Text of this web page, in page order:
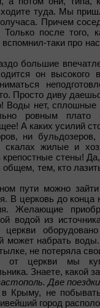
туда. Мы
Причем
Только после того,
таки про
большие
он высокого
Просто диву
Воды нет, сплошные
ровным
А каких усилий
ни
скалах жилые и
крепостные стены!
тем, кто
пути можно
В церковь до
Желающие
водой из
церкви
может набрать воды.
не потеряла
от церкви мы
Знаете, какой
Две
Крыму, не
город